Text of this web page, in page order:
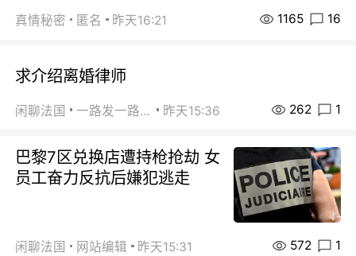
真情秘密 匿名 昨天16:21 1165 16
求介绍离婚律师
闲聊法国 一路发一路发 昨天15:36 262 1
巴黎7区兑换店遭持枪抢劫 女
员工奋力反抗后嫌犯逃走
闲聊法国 网站编辑 昨天15:31 572 1